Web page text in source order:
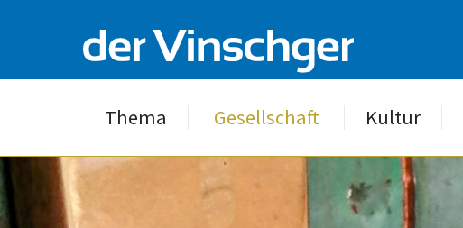
Thema Gesellschaft Kultur